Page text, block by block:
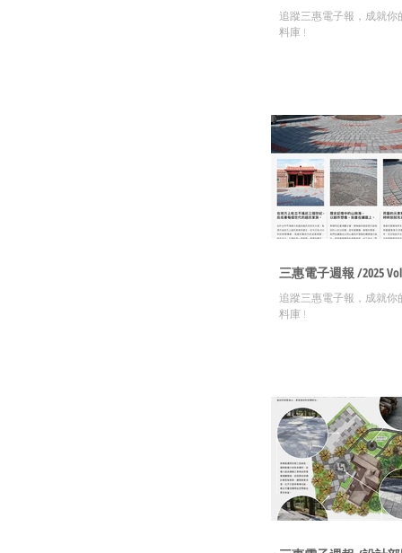
追蹤三惠電子報，成就你
料庫 !
三惠電子週報 /2025
追蹤三惠電子報，成就你
料庫 !